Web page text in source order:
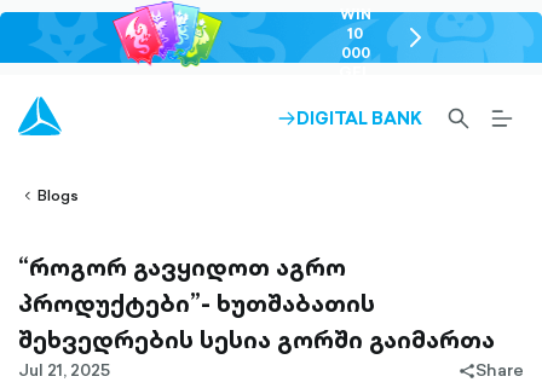
WIN
10
000
chevron-
right-
ARROW-
DIGITAL BANK
SEARCH-
OUTLINED
Blogs
“როგორ გავყიდოთ აგრო
პროდუქტები”- ხუთშაბათის
შეხვედრების სესია გორში გაიმართა
Jul 21, 2025
share-
Share